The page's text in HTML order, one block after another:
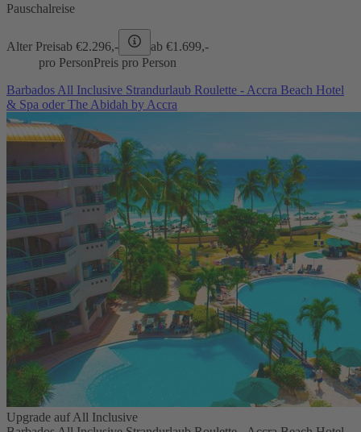
Pauschalreise
Alter Preisab €2.296,- ab €1.699,-
pro PersonPreis pro Person
Barbados All Inclusive Strandurlaub Roulette - Accra Beach Hotel
& Spa oder The Abidah by Accra
Upgrade auf All Inclusive